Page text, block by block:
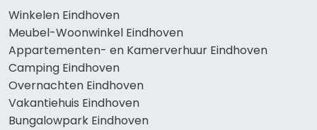
Winkelen Eindhoven
Meubel-Woonwinkel Eindhoven
Appartementen- en Kamerverhuur Eindhoven
Camping Eindhoven
Overnachten Eindhoven
Vakantiehuis Eindhoven
Bungalowpark Eindhoven